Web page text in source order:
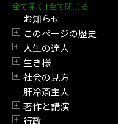
全て開く | 全て閉じる
お知らせ
開閉
このページの歴史
開閉
人生の達人
開閉
生き様
開閉
社会の見方
肝冷斎主人
開閉
著作と講演
行政